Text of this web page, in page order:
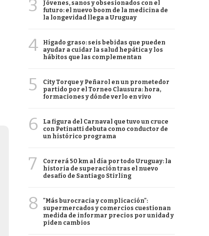
3
Jóvenes, sanos y obsesionados con el
futuro: el nuevo boom de la medicina de
la longevidad llega a Uruguay
4
Hígado graso: seis bebidas que pueden
ayudar a cuidar la salud hepática y los
hábitos que las complementan
5
City Torque y Peñarol en un prometedor
partido por el Torneo Clausura: hora,
formaciones y dónde verlo en vivo
6
La figura del Carnaval que tuvo un cruce
con Petinatti debuta como conductor de
un histórico programa
7
Correrá 50 km al día por todo Uruguay: la
historia de superación tras el nuevo
desafío de Santiago Stirling
8
"Más burocracia y complicación":
supermercados y comercios cuestionan
medida de informar precios por unidad y
piden cambios